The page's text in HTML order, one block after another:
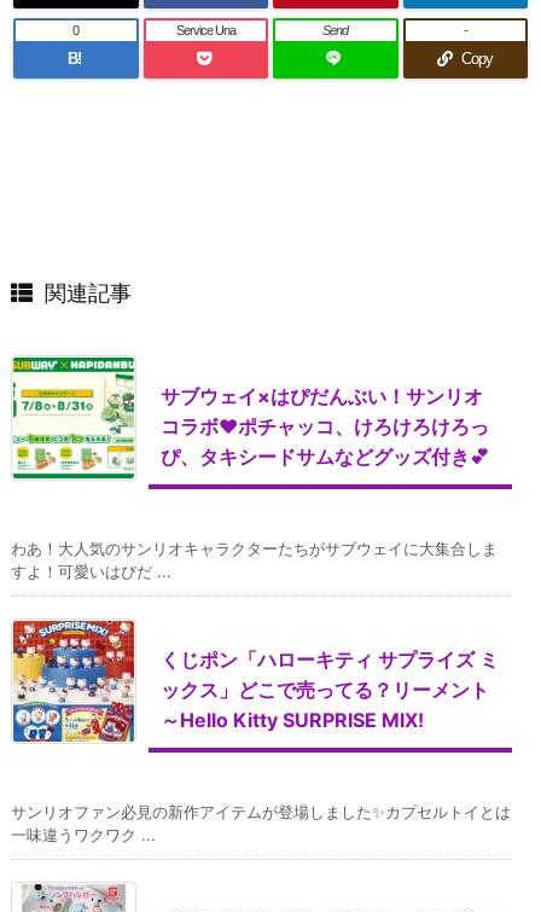
B!
0 Service Una Send
Copy
-
関連記事
サブウェイ×はぴだんぶい！サンリオ
コラボ♥ポチャッコ、けろけろけろっ
ぴ、タキシードサムなどグッズ付き💕
わあ！大人気のサンリオキャラクターたちがサブウェイに大集合しま
すよ！可愛いはぴだ ...
くじポン「ハローキティ サプライズ ミ
ックス」どこで売ってる？リーメント
～Hello Kitty SURPRISE MIX!
サンリオファン必見の新作アイテムが登場しました✨カプセルトイとは
一味違うワクワク ...